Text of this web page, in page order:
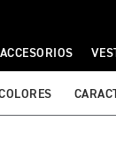
ACCESORIOS